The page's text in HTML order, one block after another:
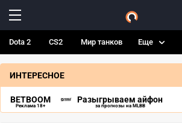
Dota 2 CS2 Мир танков Еще
ИНТЕРЕСНОЕ
BETBOOM
Реклама 18+
Разыгрываем айфон
за прогнозы на MLBB